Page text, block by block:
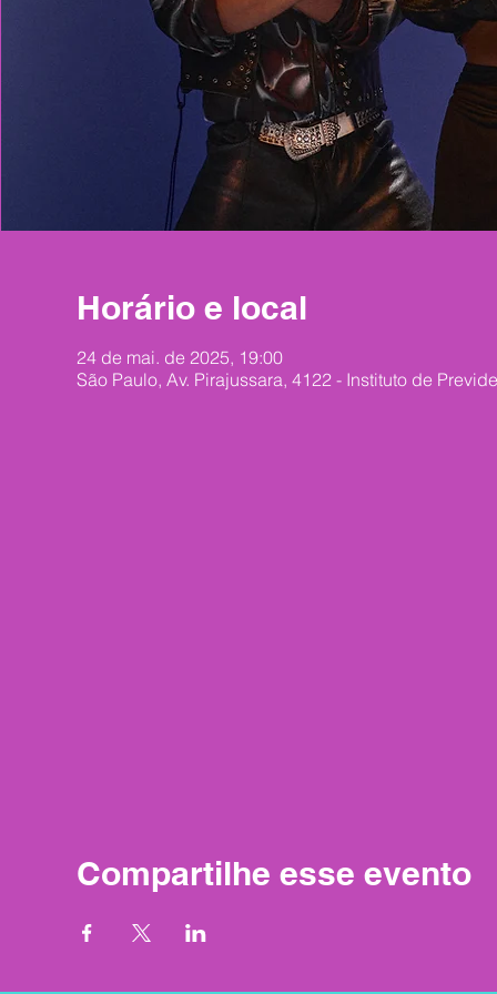
Horário e local
24 de mai. de 2025, 19:00
São Paulo, Av. Pirajussara, 4122 - Instituto de
Compartilhe esse evento